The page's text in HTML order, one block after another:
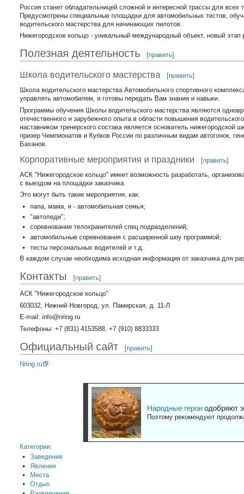
Россия станет обладательницей сложной и интересной трассы для всех
Предусмотрены специальные площадки для автомобильных тестов,
водительского мастерства для начинающих пилотов.
Нижегородское кольцо - уникальный международный объект, новый этап
Полезная деятельность [править]
Школа водительского мастерства [править]
Школа водительского мастерства Автомобильного спортивного
управлять автомобилем, и готовы передать Вам знания и навыки.
Программы обучения Школы водительского мастерства являются
отечественного и зарубежного опыта в области повышения
наставником тренерского состава является основатель нижегородской
призер Чемпионатов и Кубков России по различным видам автогонок,
Баханов.
Корпоративные мероприятия и праздники [править]
АСК "Нижегородское кольцо" имеет возможность разработать,
с выездом на площадки заказчика.
Это могут быть такие мероприятия, как:
папа, мама, я - автомобильная семья;
"автоледи";
соревнования телохранителей спец подразделений;
автомобильные соревнования с расширенной шоу программой;
тесты персональных водителей и т.д.
В каждом случае необходима исходная информация от заказчика для
Контакты [править]
АСК "Нижегородское кольцо"
603032, Нижний Новгород, ул. Памирская, д. 11-Л
E-mail: info@nring.ru
Телефоны: +7 (831) 4153588, +7 (910) 8833333
Официальный сайт [править]
Nring.ru
Народные героиодобряют
Поэтому рекомендуют
Категории:
Заведения
Явления
Места
Отдых